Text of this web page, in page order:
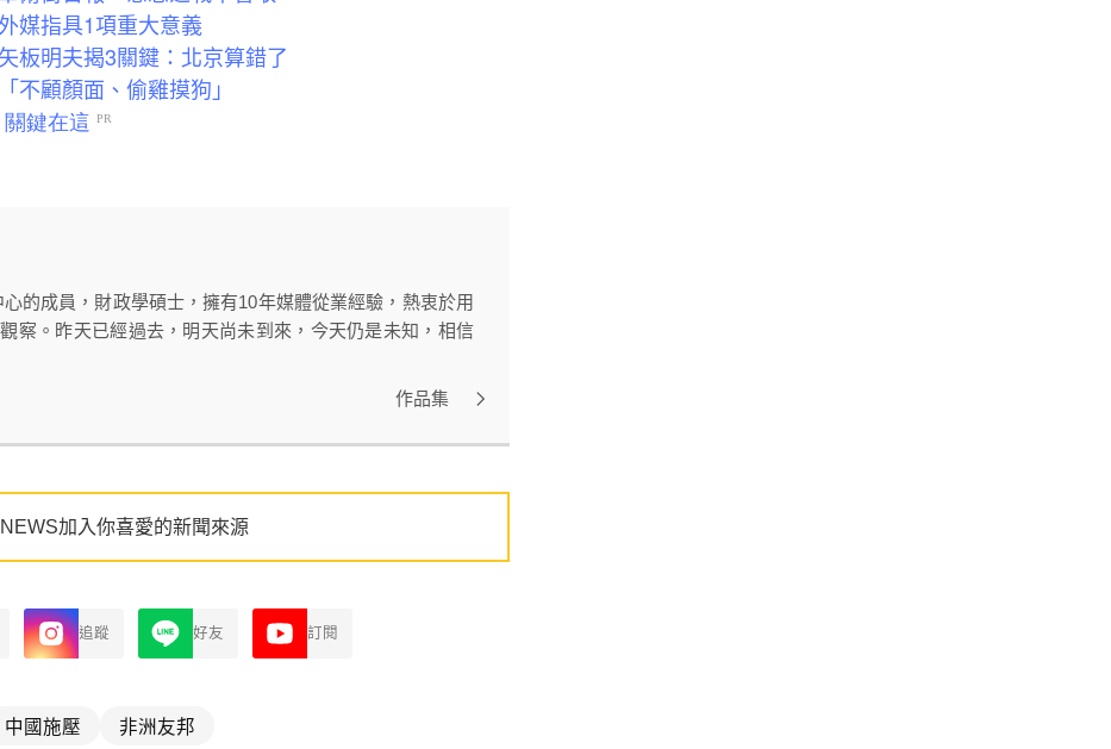
媒指具1項重大意義
明夫揭3關鍵：北京算錯了
不顧顏面、偷雞摸狗」
的成員，財政學碩士，擁有10年媒體從業經驗，熱衷於用
察。昨天已經過去，明天尚未到來，今天仍是未知，相信
作品集
加入你喜愛的新聞來源
追蹤 好友 訂閱
中國施壓 非洲友邦